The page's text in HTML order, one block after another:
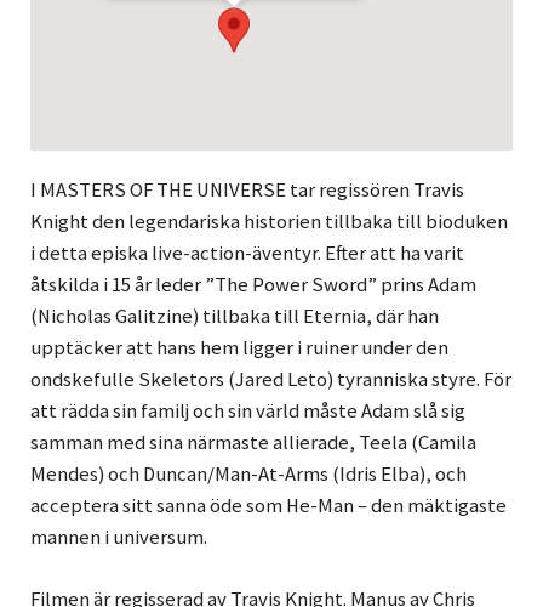
I MASTERS OF THE UNIVERSE tar regissören Travis
Knight den legendariska historien tillbaka till bioduken
i detta episka live-action-äventyr. Efter att ha varit
åtskilda i 15 år leder ”The Power Sword” prins Adam
(Nicholas Galitzine) tillbaka till Eternia, där han
upptäcker att hans hem ligger i ruiner under den
ondskefulle Skeletors (Jared Leto) tyranniska styre. För
att rädda sin familj och sin värld måste Adam slå sig
samman med sina närmaste allierade, Teela (Camila
Mendes) och Duncan/Man-At-Arms (Idris Elba), och
acceptera sitt sanna öde som He-Man – den mäktigaste
mannen i universum.
Filmen är regisserad av Travis Knight. Manus av Chris